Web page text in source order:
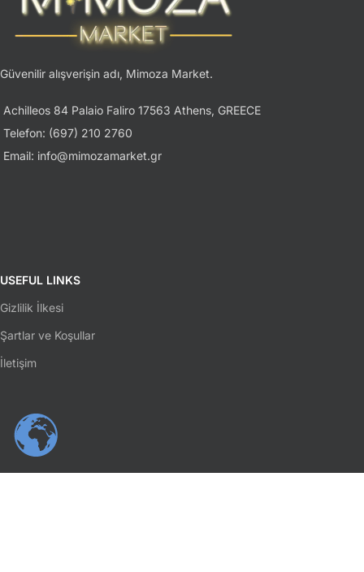
Güvenilir alışverişin adı, Mimoza Market.
Achilleos 84 Palaio Faliro 17563 Athens, GREECE
Telefon: (697) 210 2760
Email: info@mimozamarket.gr
USEFUL LINKS
Gizlilik İlkesi
Şartlar ve Koşullar
İletişim